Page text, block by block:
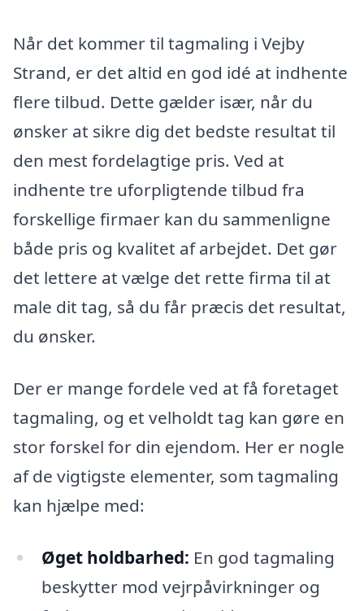
Når det kommer til tagmaling i Vejby
Strand, er det altid en god idé at indhente
flere tilbud. Dette gælder især, når du
ønsker at sikre dig det bedste resultat til
den mest fordelagtige pris. Ved at
indhente tre uforpligtende tilbud fra
forskellige firmaer kan du sammenligne
både pris og kvalitet af arbejdet. Det gør
det lettere at vælge det rette firma til at
male dit tag, så du får præcis det resultat,
du ønsker.
Der er mange fordele ved at få foretaget
tagmaling, og et velholdt tag kan gøre en
stor forskel for din ejendom. Her er nogle
af de vigtigste elementer, som tagmaling
kan hjælpe med:
Øget holdbarhed: En god tagmaling
beskytter mod vejrpåvirkninger og